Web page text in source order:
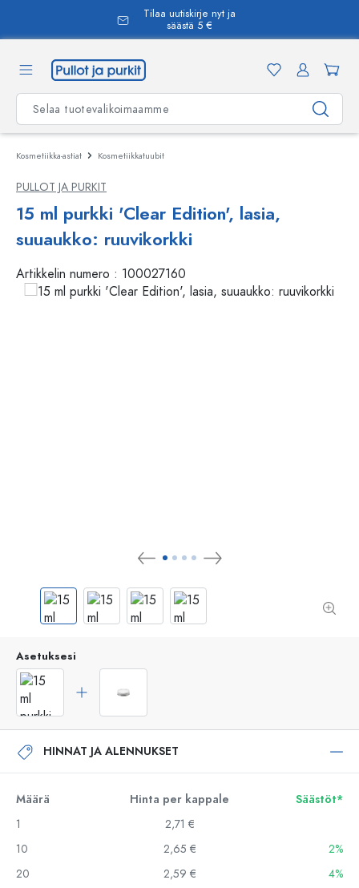
Tilaa uutiskirje nyt ja
säästä 5 €
Kosmetiikka-astiat Kosmetiikkatuubit
PULLOT JA PURKIT
15 ml purkki 'Clear Edition', lasia,
suuaukko: ruuvikorkki
Artikkelin numero : 100027160
Asetuksesi
HINNAT JA ALENNUKSET
Määrä Hinta per kappale
Säästöt*
1
2,71 €
10
2,65 €
2%
20
2,59 €
4%